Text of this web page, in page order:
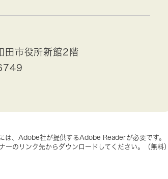
田市役所新館2階
は、Adobe社が提供するAdobe Readerが必要です。
のリンク先からダウンロードしてください。（無料）